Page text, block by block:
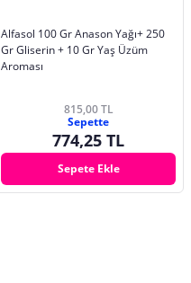
Alfasol 100 Gr Anason Yağı+ 250
Gr Gliserin + 10 Gr Yaş Üzüm
Aroması
815,00 TL
Sepette
774,25 TL
Sepete Ekle